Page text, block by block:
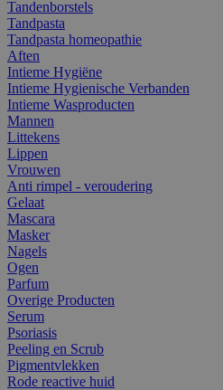
Tandenborstels
Tandpasta
Tandpasta homeopathie
Aften
Intieme Hygiëne
Intieme Hygienische Verbanden
Intieme Wasproducten
Mannen
Littekens
Lippen
Vrouwen
Anti rimpel - veroudering
Gelaat
Mascara
Masker
Nagels
Ogen
Parfum
Overige Producten
Serum
Psoriasis
Peeling en Scrub
Pigmentvlekken
Rode reactive huid